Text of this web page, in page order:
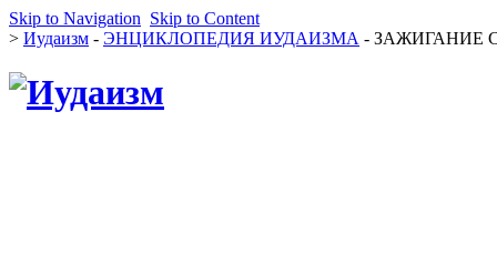
Skip to Navigation Skip to Content
> Иудаизм - ЭНЦИКЛОПЕДИЯ ИУДАИЗМА - ЗАЖИГАНИЕ